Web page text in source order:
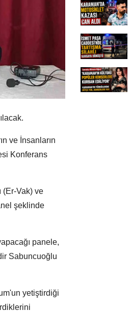
ve İnsanların
Konferans
(Er-Vak) ve
şeklinde
panele,
Sabuncuoğlu
yetiştirdiği